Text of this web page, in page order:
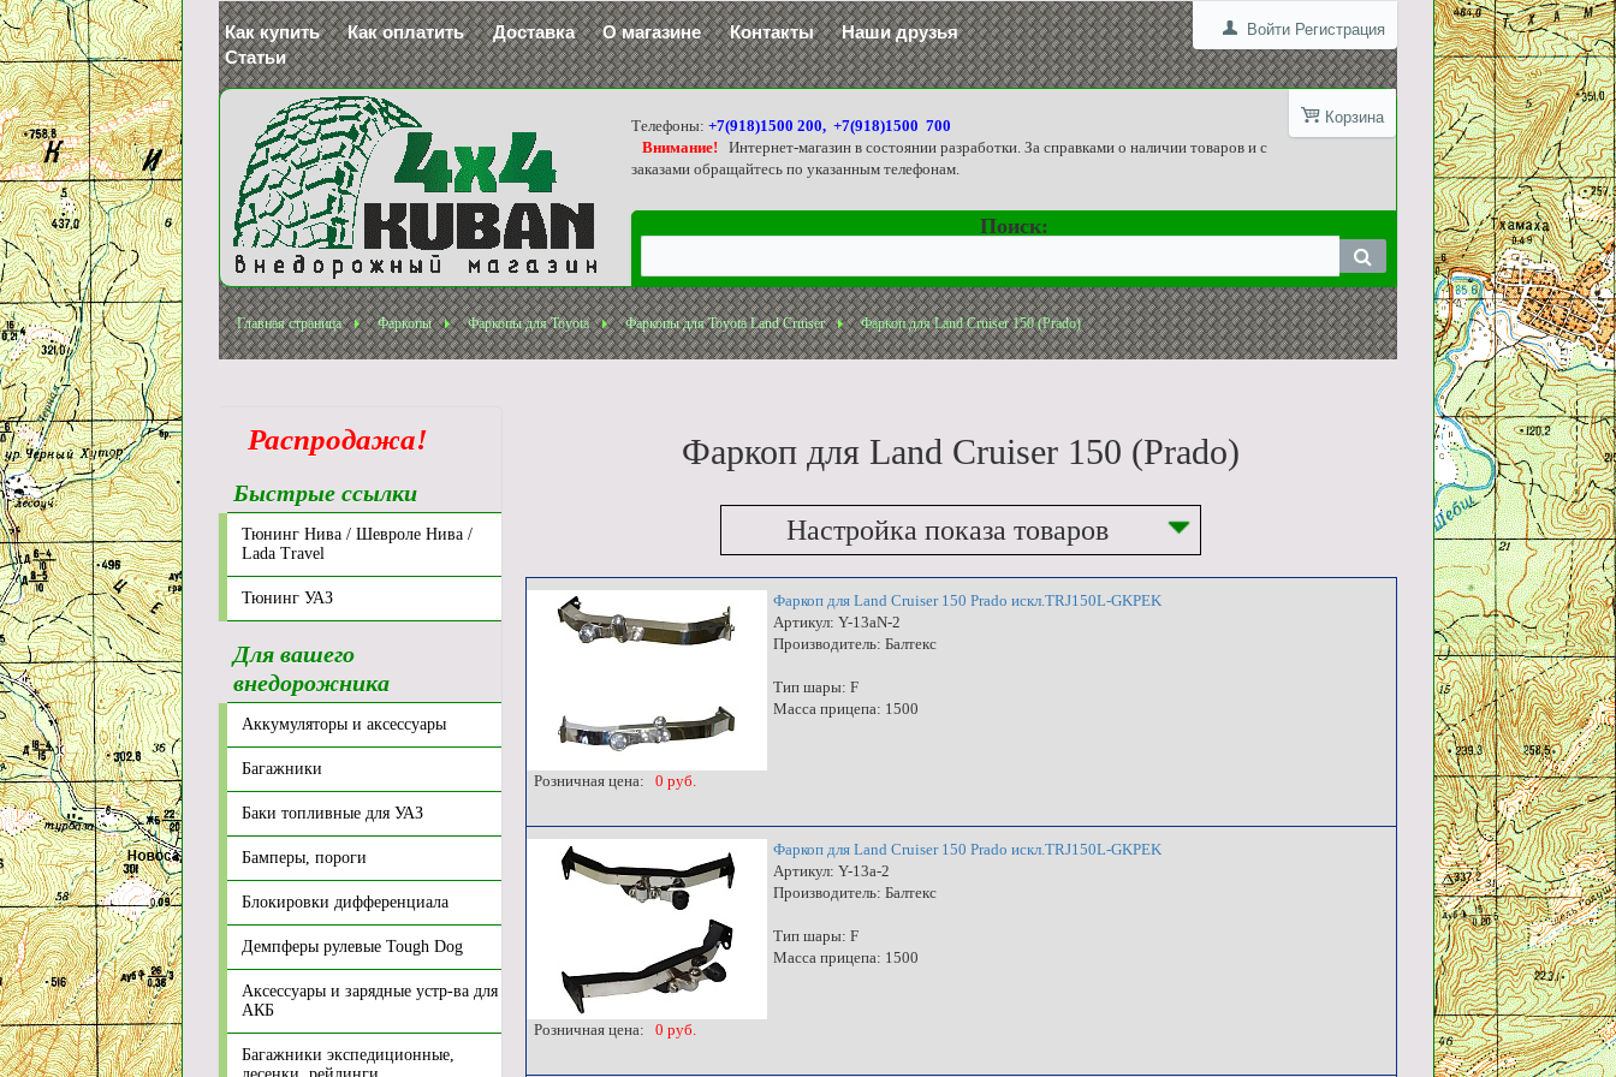
Войти Регистрация
Как купить Как оплатить Доставка О магазине Контакты
Наши друзья
Статьи
Корзина
Телефоны:+7(918)1500 200, +7(918)1500 700
Внимание!
Интернет-магазин в состоянии разработки. За справками о наличии товаров и с
заказами обращайтесь по указанным телефонам.
Поиск:
Главная страница Фаркопы Фаркопы для Toyota Фаркопы для Toyota Land Cruiser Фаркоп для Land Cruiser 150 (Prado)
Фаркоп для Land Cruiser 150 (Prado)
Настройка показа товаров
Фаркоп для Land Cruiser 150 Prado искл.TRJ150L-GKPEK
Артикул: Y-13aN-2
Производитель: Балтекс
Тип шары: F
Масса прицепа: 1500
Розничная цена: 0 руб.
Фаркоп для Land Cruiser 150 Prado искл.TRJ150L-GKPEK
Артикул: Y-13a-2
Производитель: Балтекс
Тип шары: F
Масса прицепа: 1500
Розничная цена: 0 руб.
Распродажа!
Быстрые ссылки
Тюнинг Нива / Шевроле Нива /
Lada Travel
Тюнинг УАЗ
Для вашего
внедорожника
Аккумуляторы и аксессуары
Багажники
Баки топливные для УАЗ
Бамперы, пороги
Блокировки дифференциала
Демпферы рулевые Tough Dog
Аксессуары и зарядные устр-ва для
АКБ
Багажники экспедиционные,